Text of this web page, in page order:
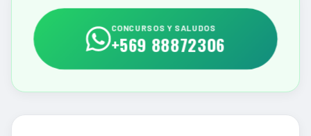
CONCURSOS Y SALUDOS
+569 88872306